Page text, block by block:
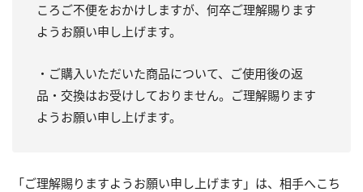
ころご不便をおかけしますが、何卒ご理解賜ります
ようお願い申し上げます。
・ご購入いただいた商品について、ご使用後の返
品・交換はお受けしておりません。ご理解賜ります
ようお願い申し上げます。
「ご理解賜りますようお願い申し上げます」は、相手へこち